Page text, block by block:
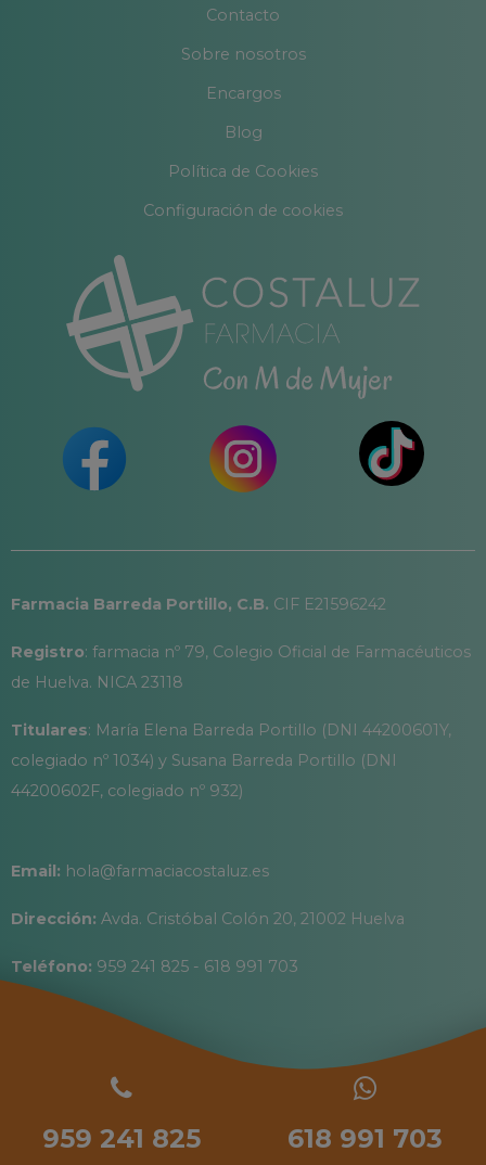
Contacto
Sobre nosotros
Encargos
Blog
Política de Cookies
Configuración de cookies
Farmacia Barreda Portillo, C.B. CIF E21596242
Registro: farmacia nº 79, Colegio Oficial de Farmacéuticos
de Huelva. NICA 23118
Titulares: María Elena Barreda Portillo (DNI 44200601Y,
colegiado nº 1034) y Susana Barreda Portillo (DNI
44200602F, colegiado nº 932)
Email: hola@farmaciacostaluz.es
Dirección: Avda. Cristóbal Colón 20, 21002 Huelva
Teléfono: 959 241 825 - 618 991 703
959 241 825 618 991 703